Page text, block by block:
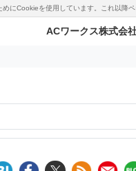
にCookieを使用しています。これ以降
ACワークス株式会